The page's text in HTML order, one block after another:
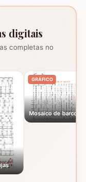
digitais
completas no
GRÁFICO
Mosaico de barcos